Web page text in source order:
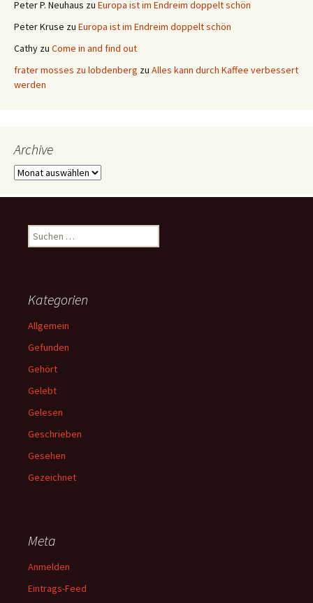
Peter P. Neuhaus zu Europa ist im Endreim doppelt schön
Peter Kruse zu Europa ist im Endreim doppelt schön
Cathy zu Come in and find out
frater mosses zu lobdenberg zu Alles kann durch Kaffee verbessert
werden
Archive
Archive
Suchen
nach:
Kategorien
Allgemein
Gefunden
Gehört
Gelebt
Gelesen
Geschrieben
Gesehen
Gezeichnet
Meta
Anmelden
Eintrags-Feed